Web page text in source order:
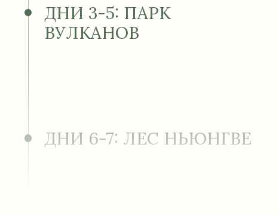
ДНИ 3-5: ПАРК
ВУЛКАНОВ
ДНИ 6-7: ЛЕС НЬЮНГВЕ